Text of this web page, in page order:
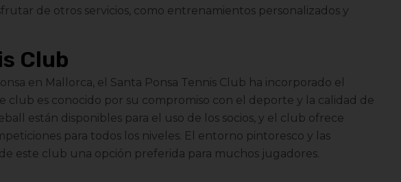
de otros servicios, como entrenamientos personalizados y
Club
en Mallorca, el Santa Ponsa Tennis Club ha incorporado el
club es conocido por su compromiso con el deporte y la calidad de
están disponibles para el uso de los socios, y el club ofrece
para todos los niveles. El entorno pintoresco y las
este club una opción preferida para muchos jugadores.